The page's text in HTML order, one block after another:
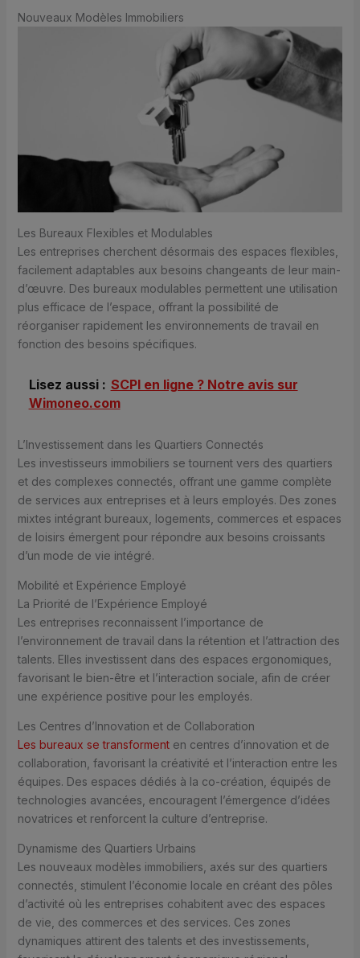
Nouveaux Modèles Immobiliers
Les Bureaux Flexibles et Modulables
Les entreprises cherchent désormais des espaces flexibles,
facilement adaptables aux besoins changeants de leur main-
d’œuvre. Des bureaux modulables permettent une utilisation
plus efficace de l’espace, offrant la possibilité de
réorganiser rapidement les environnements de travail en
fonction des besoins spécifiques.
Lisez aussi : SCPI en ligne ? Notre avis sur
Wimoneo.com
L’Investissement dans les Quartiers Connectés
Les investisseurs immobiliers se tournent vers des quartiers
et des complexes connectés, offrant une gamme complète
de services aux entreprises et à leurs employés. Des zones
mixtes intégrant bureaux, logements, commerces et espaces
de loisirs émergent pour répondre aux besoins croissants
d’un mode de vie intégré.
Mobilité et Expérience Employé
La Priorité de l’Expérience Employé
Les entreprises reconnaissent l’importance de
l’environnement de travail dans la rétention et l’attraction des
talents. Elles investissent dans des espaces ergonomiques,
favorisant le bien-être et l’interaction sociale, afin de créer
une expérience positive pour les employés.
Les Centres d’Innovation et de Collaboration
Les bureaux se transforment en centres d’innovation et de
collaboration, favorisant la créativité et l’interaction entre les
équipes. Des espaces dédiés à la co-création, équipés de
technologies avancées, encouragent l’émergence d’idées
novatrices et renforcent la culture d’entreprise.
Dynamisme des Quartiers Urbains
Les nouveaux modèles immobiliers, axés sur des quartiers
connectés, stimulent l’économie locale en créant des pôles
d’activité où les entreprises cohabitent avec des espaces
de vie, des commerces et des services. Ces zones
dynamiques attirent des talents et des investissements,